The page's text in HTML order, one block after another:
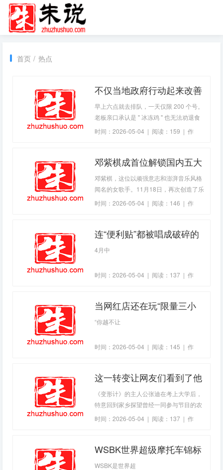
首页 / 热点
不仅当地政府行动起来改善
周边停车场、卫生间等配套
设施(2026-04-18热点)
早上六点就去排队，一天仅限 200 个号。
老板亲口承认是 " 冰冻鸡 " 也无法劝退食
客的品尝热情，这就是广东佛山陈村镇一
常态希望不要拍太好、生意太忙做不了等
时间：2026-05-04 | 阅读：159 | 作
邓紫棋成首位解锁国内五大
体育场歌手：从说话不清楚
到铁肺歌后的坎坷征途
(2026-04-18热点)
邓紫棋，这位以顽强意志和澎湃音乐风格
闻名的女歌手。11月18日，再次创造了乐
坛新纪录——成为首位解锁国内五大体育
时间：2026-05-04 | 阅读：146 | 作
连“便利贴”都被唱成破碎的
“便贴利万万”(2026-04-22热
4月中
时间：2026-05-04 | 阅读：137 | 作
当网红店还在玩“限量三小
时”“打卡发圈免单”的饥饿营
“你越不让
时间：2026-05-04 | 阅读：145 | 作
这一转变让网友们看到了他
积极向上、努力进取的一面
(2026-04-20热点)
《变形计》的主人公张迪在考上大学后，
特意回到家乡探望曾经一同参与节目的农
村主人公丽姐。令人惊喜的是，丽姐变得
时间：2026-05-04 | 阅读：137 | 作
WSBK世界超级摩托车锦标
赛：2026赛季规则与组别全
WSBK是世界超